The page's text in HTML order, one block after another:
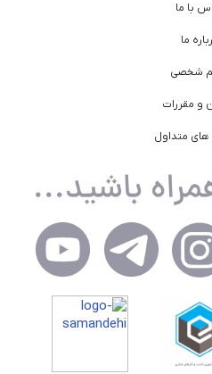
با ما
ما
شخصی
و مقررات
متداول